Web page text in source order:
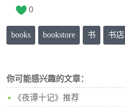
0
books bookstore 书 书店
你可能感兴趣的文章：
《夜谭十记》推荐